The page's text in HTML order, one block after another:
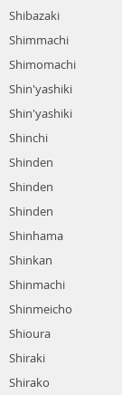
Shibazaki
Shimmachi
Shimomachi
Shin'yashiki
Shin'yashiki
Shinchi
Shinden
Shinden
Shinden
Shinhama
Shinkan
Shinmachi
Shinmeicho
Shioura
Shiraki
Shirako